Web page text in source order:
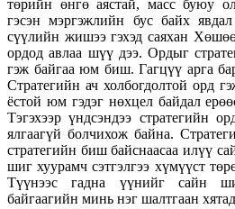
төрийн өнгө аястай, масс буюу
гэсэн мэргэжлийн бус байх
сүүлийн жишээ гэхэд саяхан
ордод авлаа шүү дээ. Ордыг
гэж байгаа юм биш. Гагцүү арга
Стратегийн ач холбогдолтой орд
ёстой юм гэдэг нөхцел байдал
Тэгэхээр үндсэндээ стратегийн
ялгаагүй болчихож байна.
стратегийн биш байснаасаа илүү
шиг хуурамч сэтгэлгээ хүмүүст
Түүнээс гадна үүнийг сайн
байгаагийн минь нэг шалтгаан